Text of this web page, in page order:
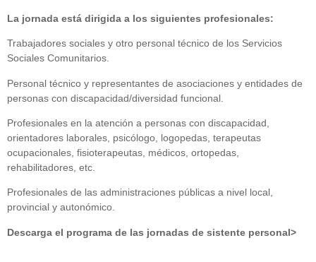
La jornada está dirigida a los siguientes profesionales:
Trabajadores sociales y otro personal técnico de los Servicios
Sociales Comunitarios.
Personal técnico y representantes de asociaciones y entidades de
personas con discapacidad/diversidad funcional.
Profesionales en la atención a personas con discapacidad,
orientadores laborales, psicólogo, logopedas, terapeutas
ocupacionales, fisioterapeutas, médicos, ortopedas,
rehabilitadores, etc.
Profesionales de las administraciones públicas a nivel local,
provincial y autonómico.
Descarga el programa de las jornadas de sistente personal>